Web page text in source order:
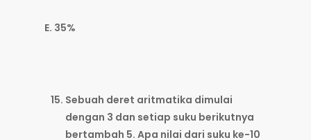
E. 35%
Sebuah deret aritmatika dimulai
dengan 3 dan setiap suku berikutnya
bertambah 5. Apa nilai dari suku ke-10